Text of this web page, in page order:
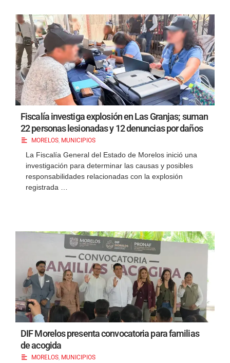
Fiscalía investiga explosión en Las Granjas; suman
22 personas lesionadas y 12 denuncias por daños
MORELOS, MUNICIPIOS
La Fiscalía General del Estado de Morelos inició una
investigación para determinar las causas y posibles
responsabilidades relacionadas con la explosión
registrada …
DIF Morelos presenta convocatoria para familias
de acogida
MORELOS, MUNICIPIOS